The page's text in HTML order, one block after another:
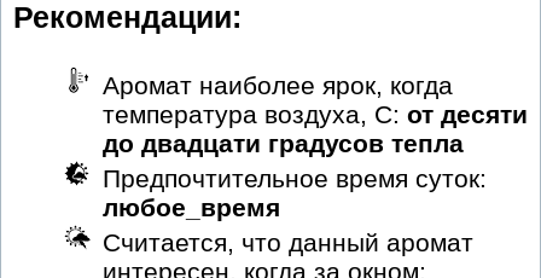
Рекомендации:
Аромат наиболее ярок, когда
температура воздуха, С: от десяти
до двадцати градусов тепла
Предпочтительное время суток:
любое_время
Считается, что данный аромат
интересен, когда за окном: